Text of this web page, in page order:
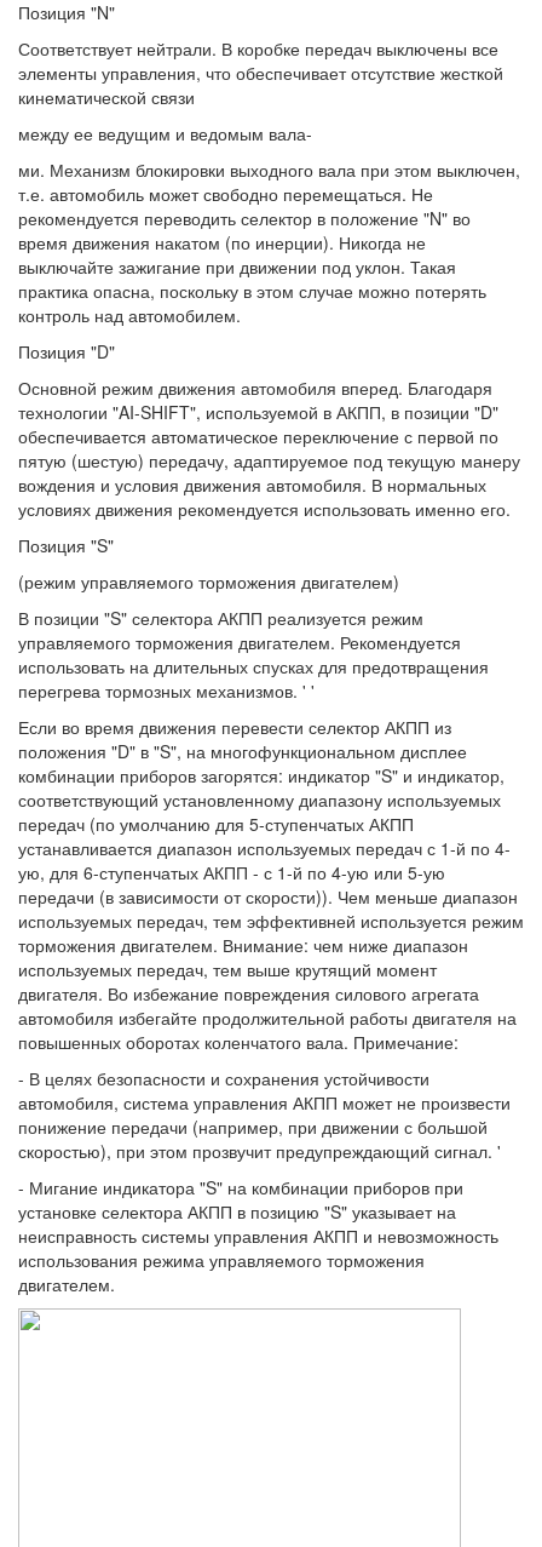
Позиция "N"
Соответствует нейтрали. В коробке передач выключены все
элементы управления, что обеспечивает отсутствие жесткой
кинематической связи
между ее ведущим и ведомым вала-
ми. Механизм блокировки выходного вала при этом выключен,
т.е. автомобиль может свободно перемещаться. Не
рекомендуется переводить селектор в положение "N" во
время движения накатом (по инерции). Никогда не
выключайте зажигание при движении под уклон. Такая
практика опасна, поскольку в этом случае можно потерять
контроль над автомобилем.
Позиция "D"
Основной режим движения автомобиля вперед. Благодаря
технологии "AI-SHIFT", используемой в АКПП, в позиции "D"
обеспечивается автоматическое переключение с первой по
пятую (шестую) передачу, адаптируемое под текущую манеру
вождения и условия движения автомобиля. В нормальных
условиях движения рекомендуется использовать именно его.
Позиция "S"
(режим управляемого торможения двигателем)
В позиции "S" селектора АКПП реализуется режим
управляемого торможения двигателем. Рекомендуется
использовать на длительных спусках для предотвращения
перегрева тормозных механизмов. ' '
Если во время движения перевести селектор АКПП из
положения "D" в "S", на многофункциональном дисплее
комбинации приборов загорятся: индикатор "S" и индикатор,
соответствующий установленному диапазону используемых
передач (по умолчанию для 5-ступенчатых АКПП
устанавливается диапазон используемых передач с 1-й по 4-
ую, для 6-ступенчатых АКПП - с 1-й по 4-ую или 5-ую
передачи (в зависимости от скорости)). Чем меньше диапазон
используемых передач, тем эффективней используется режим
торможения двигателем. Внимание: чем ниже диапазон
используемых передач, тем выше крутящий момент
двигателя. Во избежание повреждения силового агрегата
автомобиля избегайте продолжительной работы двигателя на
повышенных оборотах коленчатого вала. Примечание:
- В целях безопасности и сохранения устойчивости
автомобиля, система управления АКПП может не произвести
понижение передачи (например, при движении с большой
скоростью), при этом прозвучит предупреждающий сигнал. '
- Мигание индикатора "S" на комбинации приборов при
установке селектора АКПП в позицию "S" указывает на
неисправность системы управления АКПП и невозможность
использования режима управляемого торможения
двигателем.